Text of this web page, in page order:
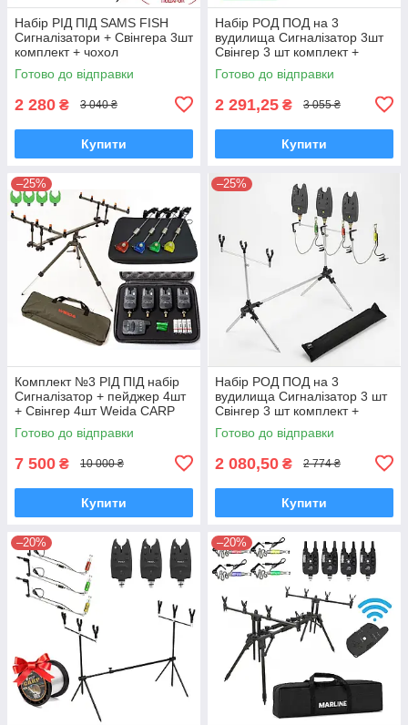
Набір РІД ПІД SAMS FISH
Сигналізатори + Свінгера 3шт
комплект + чохол
Готово до відправки
2 280 ₴ 3 040 ₴
Купити
Набір РОД ПОД на 3
вудилища Сигналізатор 3шт
Свінгер 3 шт комплект +
чохол
Готово до відправки
2 291,25 ₴ 3 055 ₴
Купити
–25%
Комплект №3 РІД ПІД набір
Сигналізатор + пейджер 4шт
+ Свінгер 4шт Weida CARP
FOX + чохол
Готово до відправки
7 500 ₴ 10 000 ₴
Купити
–25%
Набір РОД ПОД на 3
вудилища Сигналізатор 3 шт
Свінгер 3 шт комплект +
чохол
Готово до відправки
2 080,50 ₴ 2 774 ₴
Купити
–20% –20%